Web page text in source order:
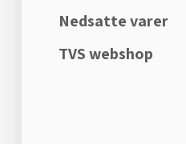
Nedsatte varer
TVS webshop